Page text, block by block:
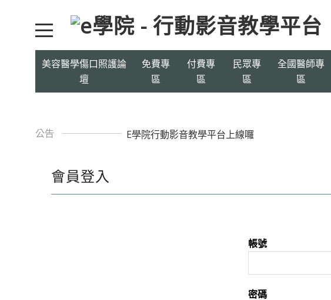
美容醫學傷口照護論
壇
免費專
區
付費專
區
民眾專
區
全國醫師專
區
公告 E學院行動影音教學平台上線囉
會員登入
帳號
密碼